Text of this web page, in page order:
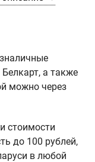
а также
можно через
стоимости
до 100 рублей,
в любой